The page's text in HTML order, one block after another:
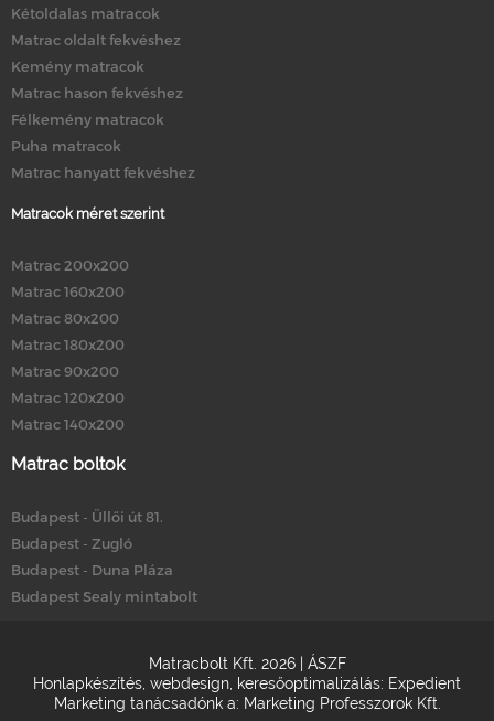
Kétoldalas matracok
Matrac oldalt fekvéshez
Kemény matracok
Matrac hason fekvéshez
Félkemény matracok
Puha matracok
Matrac hanyatt fekvéshez
Matracok méret szerint
Matrac 200x200
Matrac 160x200
Matrac 80x200
Matrac 180x200
Matrac 90x200
Matrac 120x200
Matrac 140x200
Matrac boltok
Budapest - Üllői út 81.
Budapest - Zugló
Budapest - Duna Pláza
Budapest Sealy mintabolt
Matracbolt Kft. 2026 | ÁSZF
Honlapkészítés webdesign keresőoptimalizálás: Expedient
Marketing tanácsadónk a: Marketing Professzorok Kft.